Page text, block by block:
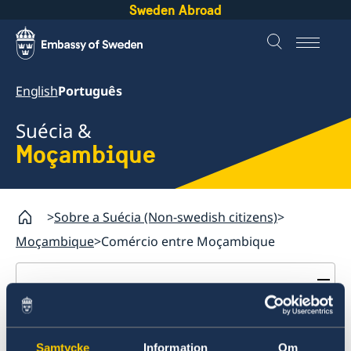
Samtycke Information Om
Sweden Abroad
EnglishPortuguês
Suécia &
Moçambique
Sobre a Suécia (Non-swedish citizens)
Moçambique Comércio entre Moçambique
Moçambique
Vai para Suécia?
EES
Comércio entre Moçambique
Comércio